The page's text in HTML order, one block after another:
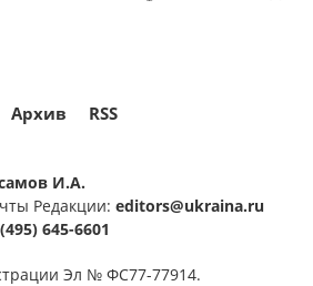
Архив RSS
И.А.
Редакции: editors@ukraina.ru
645-6601
Эл № ФС77-77914.